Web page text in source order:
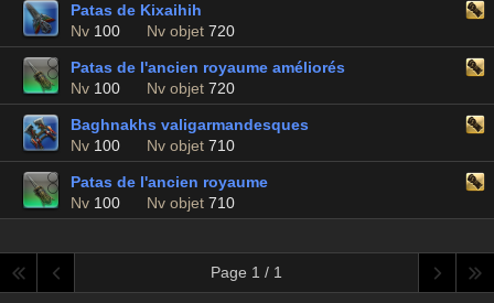
Patas de Kixaihih
Nv 100 Nv objet 720
Patas de l'ancien royaume améliorés
Nv 100 Nv objet 720
Baghnakhs valigarmandesques
Nv 100 Nv objet 710
Patas de l'ancien royaume
Nv 100 Nv objet 710
Page 1 / 1